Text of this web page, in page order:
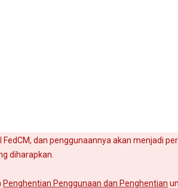
dan penggunaannya akan menjadi
diharapkan.
Penghentian Penggunaan dan Penghentian